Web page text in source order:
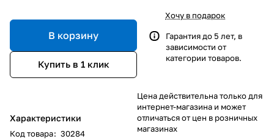
В корзину
Купить в 1 клик
Характеристики
Код товара: 30284
Хочу в подарок
Гарантия до 5 лет, в
зависимости от
категории товаров.
Цена действительна только для
интернет-магазина и может
отличаться от цен в розничных
магазинах